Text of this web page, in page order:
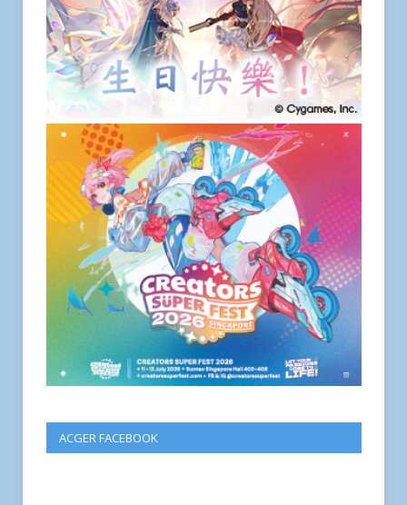
ACGER FACEBOOK